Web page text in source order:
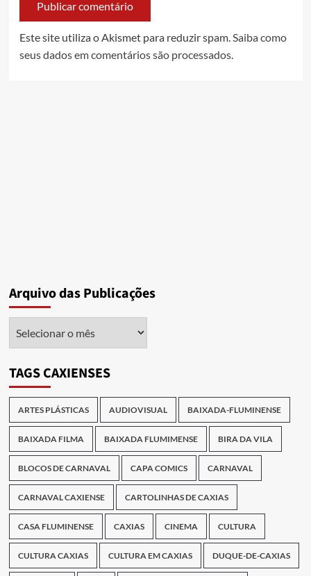
Este site utiliza o Akismet para reduzir spam.Saiba como
seus dados em comentários são processados.
Arquivo das Publicações
TAGS CAXIENSES
ARTES PLÁSTICAS AUDIOVISUAL BAIXADA-FLUMINENSE
BAIXADA FILMA BAIXADA FLUMIMENSE BIRA DA VILA
BLOCOS DE CARNAVAL CAPA COMICS CARNAVAL
CARNAVAL CAXIENSE CARTOLINHAS DE CAXIAS
CASA FLUMINENSE CAXIAS CINEMA CULTURA
CULTURA CAXIAS CULTURA EM CAXIAS DUQUE-DE-CAXIAS